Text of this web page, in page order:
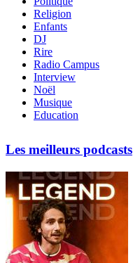
Religion
Enfants
DJ
Rire
Radio Campus
Interview
Noël
Musique
Education
Les meilleurs podcasts